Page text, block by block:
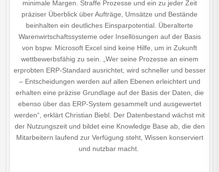
minimale Margen. Straffe Prozesse und ein zu jeder Zeit
präziser Überblick über Aufträge, Umsätze und Bestände
beinhalten ein deutliches Einsparpotential. Überalterte
Warenwirtschaftssysteme oder Insellösungen auf der Basis
von bspw. Microsoft Excel sind keine Hilfe, um in Zukunft
wettbewerbsfähig zu sein. „Wer seine Prozesse an einem
erprobten ERP-Standard ausrichtet, wird schneller und besser
– Entscheidungen werden auf allen Ebenen erleichtert und
erhalten eine präzise Grundlage auf der Basis der Daten, die
ebenso über das ERP-System gesammelt und ausgewertet
werden“, erklärt Christian Biebl. Der Datenbestand wächst mit
der Nutzungszeit und bildet eine Knowledge Base ab, die den
Mitarbeitern laufend zur Verfügung steht, Wissen konserviert
und nutzbar macht.